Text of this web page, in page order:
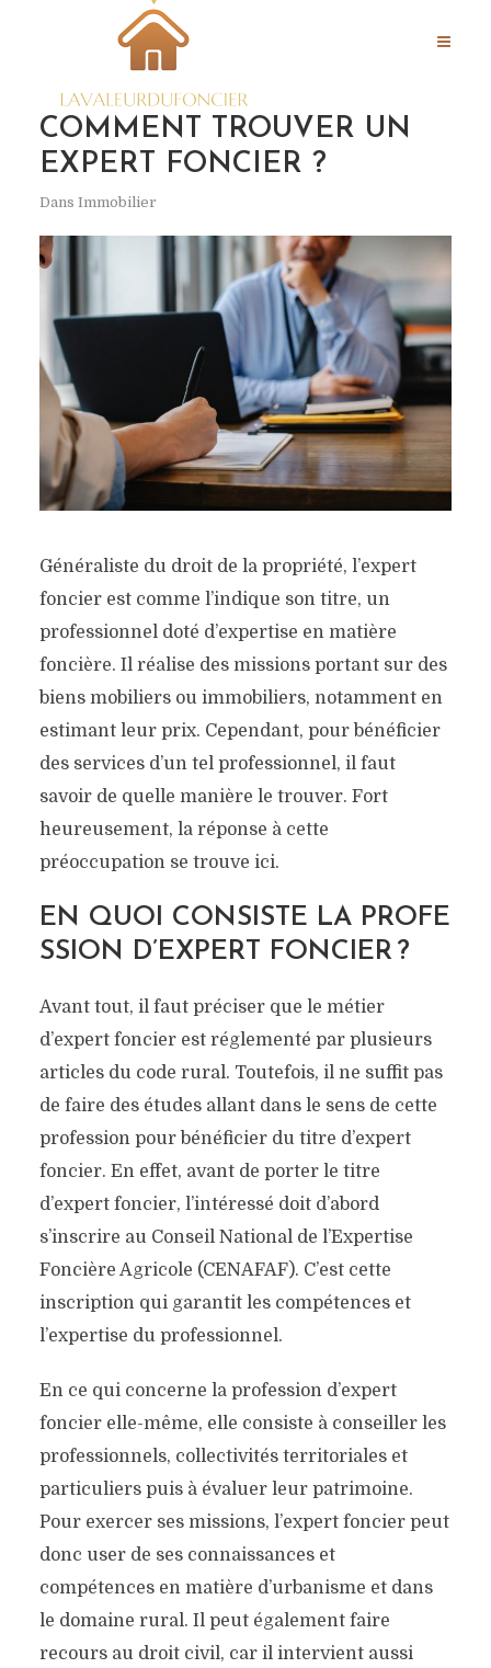
COMMENT TROUVER UN
EXPERT FONCIER ?
Dans Immobilier
Généraliste du droit de la propriété, l’expert
foncier est comme l’indique son titre, un
professionnel doté d’expertise en matière
foncière. Il réalise des missions portant sur des
biens mobiliers ou immobiliers, notamment en
estimant leur prix. Cependant, pour bénéficier
des services d’un tel professionnel, il faut
savoir de quelle manière le trouver. Fort
heureusement, la réponse à cette
préoccupation se trouve ici.
EN QUOI CONSISTE LA PROFE
SSION D’EXPERT FONCIER ?
Avant tout, il faut préciser que le métier
d’expert foncier est réglementé par plusieurs
articles du code rural. Toutefois, il ne suffit pas
de faire des études allant dans le sens de cette
profession pour bénéficier du titre d’expert
foncier. En effet, avant de porter le titre
d’expert foncier, l’intéressé doit d’abord
s’inscrire au Conseil National de l’Expertise
Foncière Agricole (CENAFAF). C’est cette
inscription qui garantit les compétences et
l’expertise du professionnel.
En ce qui concerne la profession d’expert
foncier elle-même, elle consiste à conseiller les
professionnels, collectivités territoriales et
particuliers puis à évaluer leur patrimoine.
Pour exercer ses missions, l’expert foncier peut
donc user de ses connaissances et
compétences en matière d’urbanisme et dans
le domaine rural. Il peut également faire
recours au droit civil, car il intervient aussi